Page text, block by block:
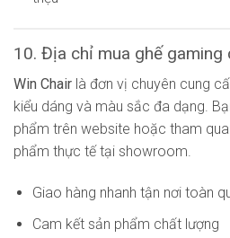
10. Địa chỉ mua ghế gaming
Win Chair là đơn vị chuyên cung
kiểu dáng và màu sắc đa dạng.
phẩm trên website hoặc tham
phẩm thực tế tại showroom.
Giao hàng nhanh tận nơi toàn
Cam kết sản phẩm chất lượng